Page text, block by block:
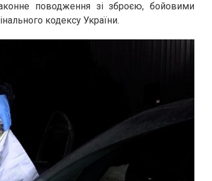
поводження зі зброєю, бойовими
кодексу України.